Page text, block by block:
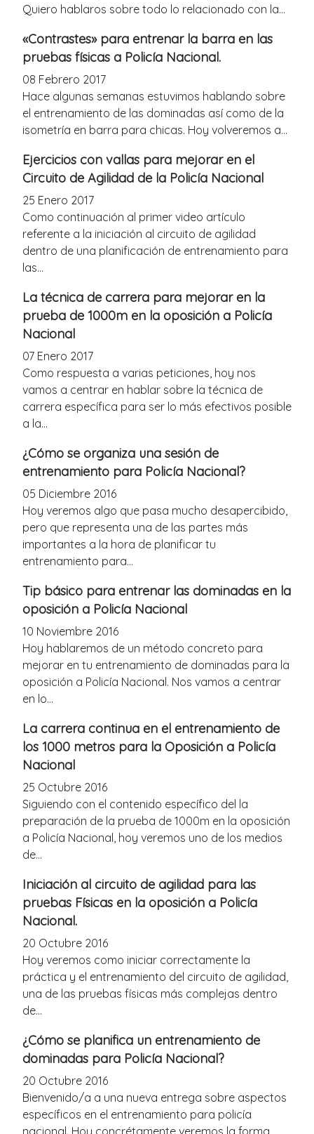
Quiero hablaros sobre todo lo relacionado con la...
«Contrastes» para entrenar la barra en las
pruebas físicas a Policía Nacional.
08 Febrero 2017
Hace algunas semanas estuvimos hablando sobre
el entrenamiento de las dominadas así como de la
isometría en barra para chicas. Hoy volveremos a...
Ejercicios con vallas para mejorar en el
Circuito de Agilidad de la Policía Nacional
25 Enero 2017
Como continuación al primer video artículo
referente a la iniciación al circuito de agilidad
dentro de una planificación de entrenamiento para
las...
La técnica de carrera para mejorar en la
prueba de 1000m en la oposición a Policía
Nacional
07 Enero 2017
Como respuesta a varias peticiones, hoy nos
vamos a centrar en hablar sobre la técnica de
carrera específica para ser lo más efectivos posible
a la...
¿Cómo se organiza una sesión de
entrenamiento para Policía Nacional?
05 Diciembre 2016
Hoy veremos algo que pasa mucho desapercibido,
pero que representa una de las partes más
importantes a la hora de planificar tu
entrenamiento para...
Tip básico para entrenar las dominadas en la
oposición a Policía Nacional
10 Noviembre 2016
Hoy hablaremos de un método concreto para
mejorar en tu entrenamiento de dominadas para la
oposición a Policía Nacional. Nos vamos a centrar
en lo...
La carrera continua en el entrenamiento de
los 1000 metros para la Oposición a Policía
Nacional
25 Octubre 2016
Siguiendo con el contenido específico del la
preparación de la prueba de 1000m en la oposición
a Policía Nacional, hoy veremos uno de los medios
de...
Iniciación al circuito de agilidad para las
pruebas Físicas en la oposición a Policía
Nacional.
20 Octubre 2016
Hoy veremos como iniciar correctamente la
práctica y el entrenamiento del circuito de agilidad,
una de las pruebas físicas más complejas dentro
de...
¿Cómo se planifica un entrenamiento de
dominadas para Policía Nacional?
20 Octubre 2016
Bienvenido/a a una nueva entrega sobre aspectos
específicos en el entrenamiento para policía
nacional. Hoy concrétamente veremos la forma